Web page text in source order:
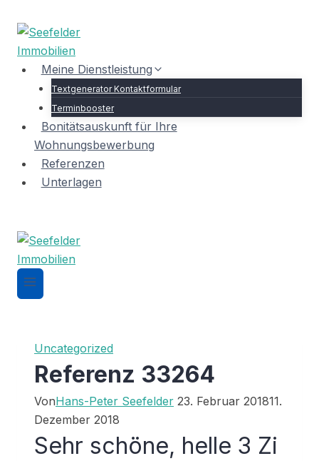
Inhalt
springen
Meine Dienstleistung
Textgenerator Kontaktformular
Terminbooster
Bonitätsauskunft für Ihre
Wohnungsbewerbung
Referenzen
Unterlagen
Uncategorized
Referenz 33264
VonHans-Peter Seefelder 23. Februar 201811.
Dezember 2018
Sehr schöne, helle 3 Zi